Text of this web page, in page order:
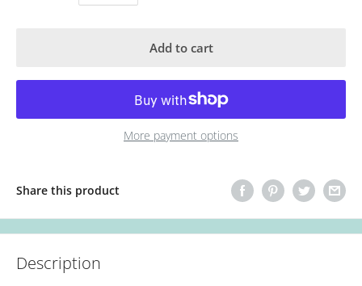
Add to cart
More payment options
Share this product
Description